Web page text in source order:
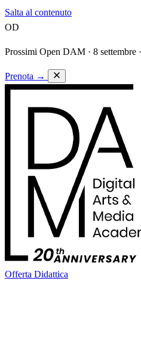
Salta al contenuto
OD
Prossimi Open DAM · 8 settembre
Prenota →
Offerta Didattica